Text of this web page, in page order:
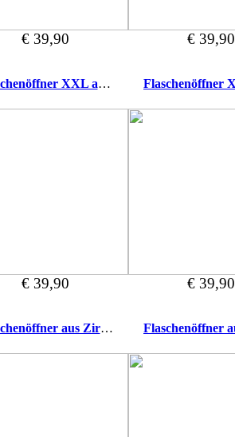
€ 39,90 € 39,90
Flaschenöffner XXL aus Zirbe Prost!
€ 39,90 € 39,90
Flaschenöffner aus Zirbe Bester Papa